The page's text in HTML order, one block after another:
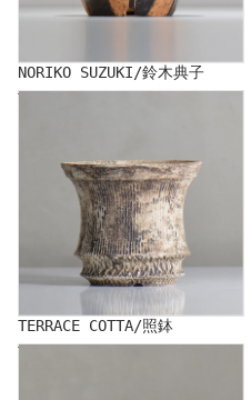
NORIKO SUZUKI/鈴木典子
TERRACE COTTA/照鉢
TERRACE COTTA/照鉢
TOUBOU_KIBI/Toubou Kibi